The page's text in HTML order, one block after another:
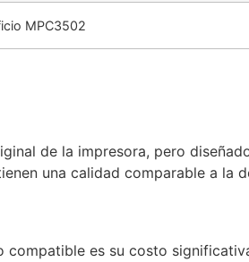
MPC3502
de la impresora, pero
una calidad comparable a la
es su costo